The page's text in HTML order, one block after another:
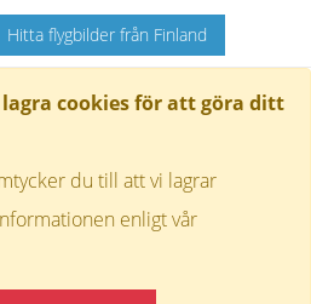
cookies för att göra ditt
du till att vi lagrar
enligt vår
Hitta flygbilder från Finland